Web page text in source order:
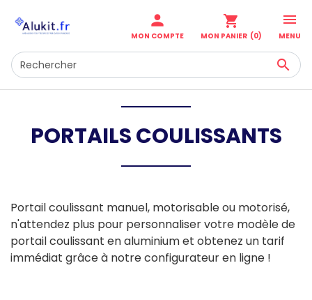
person
MON COMPTE
shopping_cart
MON PANIER (0)

MENU

PORTAILS COULISSANTS
Portail coulissant manuel, motorisable ou motorisé,
n'attendez plus pour personnaliser votre modèle de
portail coulissant en aluminium et obtenez un tarif
immédiat grâce à notre configurateur en ligne !